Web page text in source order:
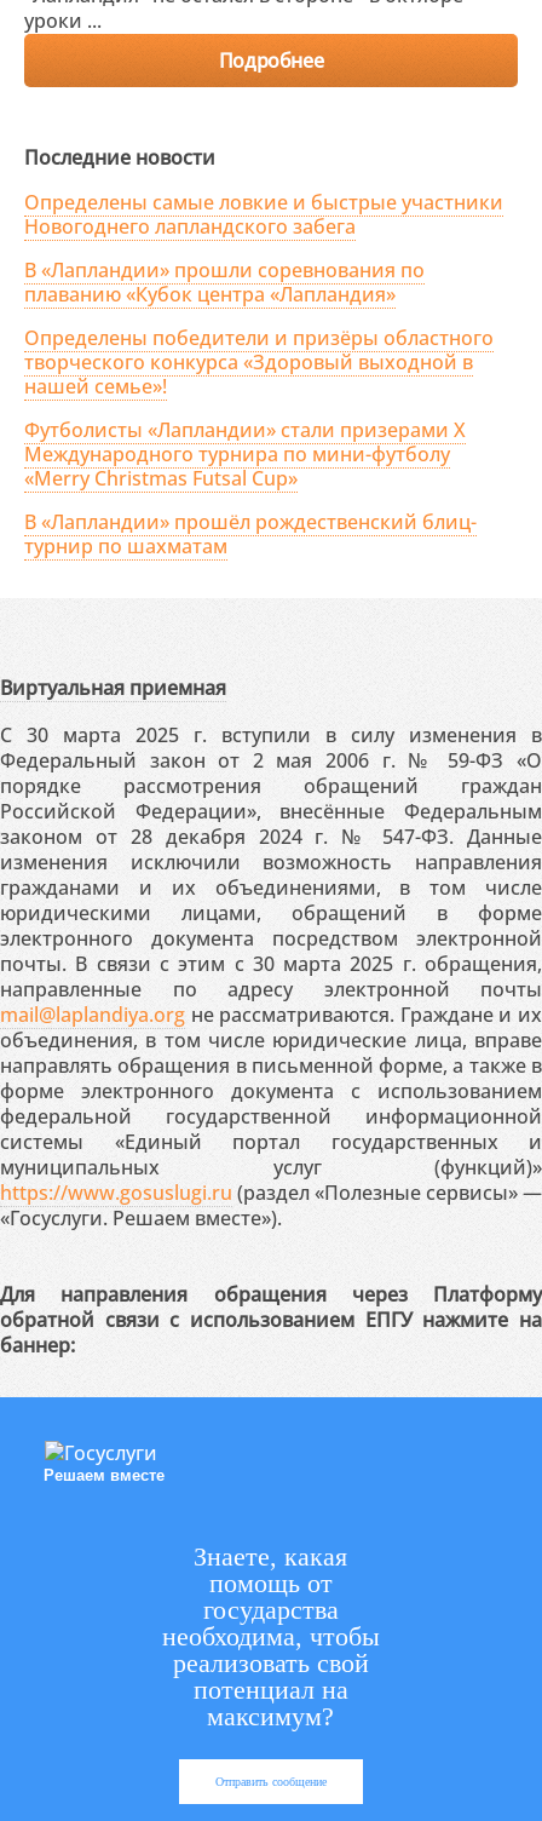
уроки ...
Подробнее
Последние новости
Определены самые ловкие и быстрые участники
Новогоднего лапландского забега
В «Лапландии» прошли соревнования по
плаванию «Кубок центра «Лапландия»
Определены победители и призёры областного
творческого конкурса «Здоровый выходной в
нашей семье»!
Футболисты «Лапландии» стали призерами X
Международного турнира по мини-футболу
«Merry Christmas Futsal Cup»
В «Лапландии» прошёл рождественский блиц-
турнир по шахматам
Виртуальная приемная
С 30 марта 2025 г. вступили в силу изменения в
Федеральный закон от 2 мая 2006 г. № 59-ФЗ «О
порядке рассмотрения обращений граждан
Российской Федерации», внесённые Федеральным
законом от 28 декабря 2024 г. № 547-ФЗ. Данные
изменения исключили возможность направления
гражданами и их объединениями, в том числе
юридическими лицами, обращений в форме
электронного документа посредством электронной
почты. В связи с этим с 30 марта 2025 г. обращения,
направленные по адресу электронной почты
mail@laplandiya.org не рассматриваются. Граждане и их
объединения, в том числе юридические лица, вправе
направлять обращения в письменной форме, а также в
форме электронного документа с использованием
федеральной государственной информационной
системы «Единый портал государственных и
муниципальных услуг (функций)»
https://www.gosuslugi.ru (раздел «Полезные сервисы» —
«Госуслуги. Решаем вместе»).
Для направления обращения через Платформу
обратной связи с использованием ЕПГУ нажмите на
баннер:
Решаем вместе
Знаете, какая
помощь от
государства
необходима, чтобы
реализовать свой
потенциал на
максимум?
Отправить сообщение